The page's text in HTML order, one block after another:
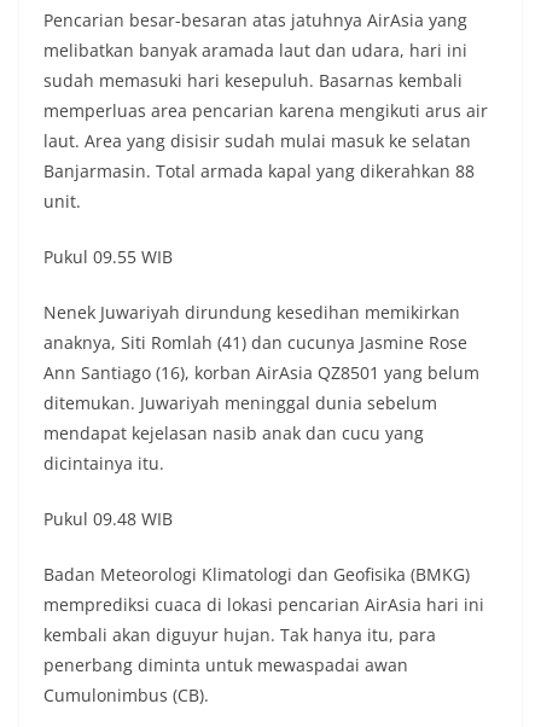
Pencarian besar-besaran atas jatuhnya AirAsia yang
melibatkan banyak aramada laut dan udara, hari ini
sudah memasuki hari kesepuluh. Basarnas kembali
memperluas area pencarian karena mengikuti arus air
laut. Area yang disisir sudah mulai masuk ke selatan
Banjarmasin. Total armada kapal yang dikerahkan 88
unit.
Pukul 09.55 WIB
Nenek Juwariyah dirundung kesedihan memikirkan
anaknya, Siti Romlah (41) dan cucunya Jasmine Rose
Ann Santiago (16), korban AirAsia QZ8501 yang belum
ditemukan. Juwariyah meninggal dunia sebelum
mendapat kejelasan nasib anak dan cucu yang
dicintainya itu.
Pukul 09.48 WIB
Badan Meteorologi Klimatologi dan Geofisika (BMKG)
memprediksi cuaca di lokasi pencarian AirAsia hari ini
kembali akan diguyur hujan. Tak hanya itu, para
penerbang diminta untuk mewaspadai awan
Cumulonimbus (CB).